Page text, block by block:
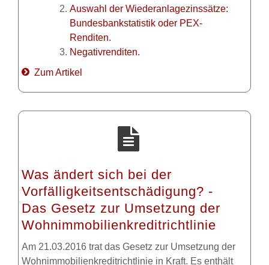
Auswahl der Wiederanlagezinssätze:
Bundesbankstatistik oder PEX-
Renditen.
Negativrenditen.
Zum Artikel
Was ändert sich bei der
Vorfälligkeitsentschädigung? -
Das Gesetz zur Umsetzung der
Wohnimmobilienkreditrichtlinie
Am 21.03.2016 trat das Gesetz zur Umsetzung der
Wohnimmobilienkreditrichtlinie in Kraft. Es enthält